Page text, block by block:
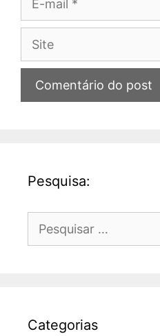
Site
Pesquisa:
por:
Categorias